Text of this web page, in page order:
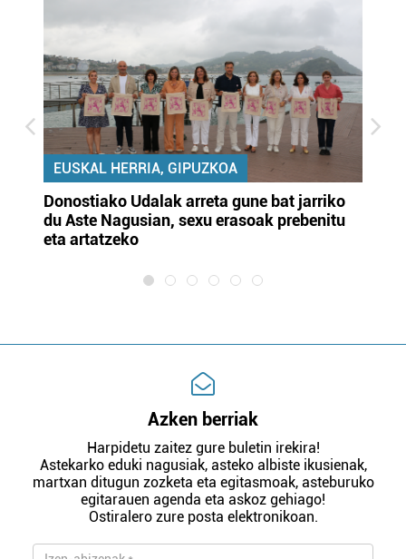
EUSKAL HERRIA, GIPUZKOA
Donostiako Udalak arreta gune bat jarriko
du Aste Nagusian, sexu erasoak prebenitu
eta artatzeko
Azken berriak
Harpidetu zaitez gure buletin irekira!
Astekarko eduki nagusiak, asteko albiste ikusienak,
martxan ditugun zozketa eta egitasmoak, asteburuko
egitarauen agenda eta askoz gehiago!
Ostiralero zure posta elektronikoan.